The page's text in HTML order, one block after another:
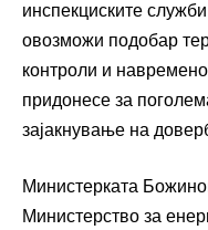
инспекциските
овозможи подобар
контроли и
придонесе за
зајакнување на
Министерката
Министерство за